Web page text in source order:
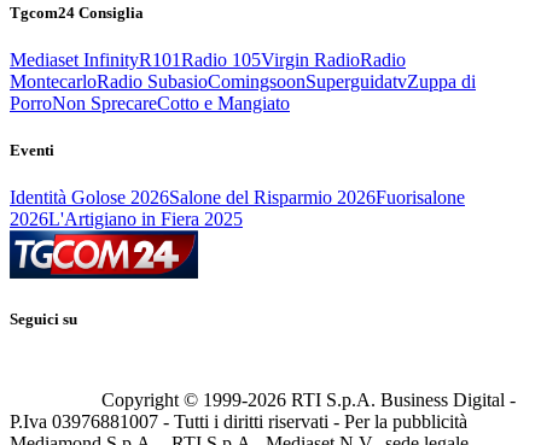
Tgcom24 Consiglia
Mediaset InfinityR101Radio 105Virgin RadioRadio
MontecarloRadio SubasioComingsoonSuperguidatvZuppa di
PorroNon SprecareCotto e Mangiato
Eventi
Identità Golose 2026Salone del Risparmio 2026Fuorisalone
2026L'Artigiano in Fiera 2025
Seguici su
Copyright © 1999-2026 RTI S.p.A. Business Digital -
P.Iva 03976881007 - Tutti i diritti riservati - Per la pubblicità